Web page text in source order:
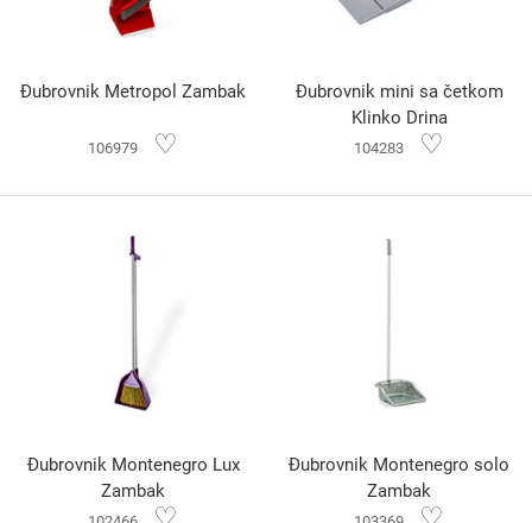
Đubrovnik Metropol Zambak
106979 ♡
Đubrovnik mini sa četkom
Klinko Drina
104283 ♡
Đubrovnik Montenegro Lux
Zambak
Đubrovnik Montenegro solo
Zambak